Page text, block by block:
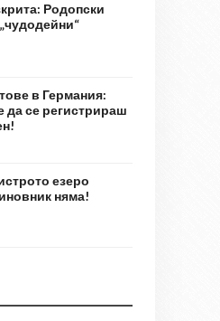
Родопски
в Германия:
да се регистрираш
езеро
няма!